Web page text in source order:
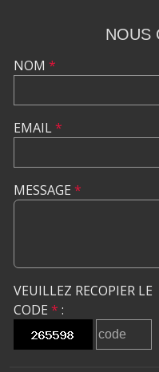
NOUS
NOM *
EMAIL*
MESSAGE *
VEUILLEZ RECOPIER LE
CODE * :